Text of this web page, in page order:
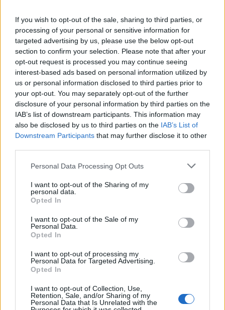
If you wish to opt-out of the sale, sharing to third parties, or
processing of your personal or sensitive information for
targeted advertising by us, please use the below opt-out
section to confirm your selection. Please note that after your
opt-out request is processed you may continue seeing
interest-based ads based on personal information utilized by
us or personal information disclosed to third parties prior to
your opt-out. You may separately opt-out of the further
disclosure of your personal information by third parties on the
IAB’s list of downstream participants. This information may
also be disclosed by us to third parties on the IAB’s List of
Downstream Participants that may further disclose it to other
Personal Data Processing Opt Outs
I want to opt-out of the Sharing of my
personal data.
Opted In
I want to opt-out of the Sale of my
Personal Data.
Opted In
I want to opt-out of processing my
Personal Data for Targeted Advertising.
Opted In
I want to opt-out of Collection, Use,
Retention, Sale, and/or Sharing of my
Personal Data that Is Unrelated with the
3 di 25
TAG ogr torino mika torino
ADV
Commenti
Accedioregistratiper commentare questo
articolo.
L'email è richiesta ma non verrà mostrata ai visitatori. Il contenuto di questo